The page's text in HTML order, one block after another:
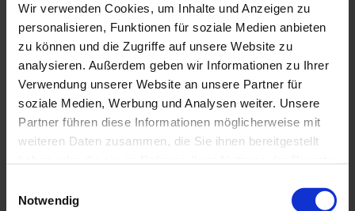
Wir verwenden Cookies, um Inhalte und Anzeigen zu
personalisieren, Funktionen für soziale Medien anbieten
zu können und die Zugriffe auf unsere Website zu
analysieren. Außerdem geben wir Informationen zu Ihrer
Verwendung unserer Website an unsere Partner für
soziale Medien, Werbung und Analysen weiter. Unsere
Partner führen diese Informationen möglicherweise mit
weiteren Daten zusammen, die Sie ihnen bereitgestellt
Cookies, wenn Sie unsere Webseite weiterhin nutzen.
Notwendig
Datenschutzhinweis: Für die Kontaktaufnahme
und die Angebotserstellung benötigen wir Ihre
Daten wie Name, Telefonnummer und E-Mail-
Adresse.
Sie erklären sich hiermit einverstanden, dass diese
Daten von uns entsprechend unserer
Datenschutzerklärung verwendet und gespeichert
, ich möchte weiterhin mit Wirodive in Kontakt